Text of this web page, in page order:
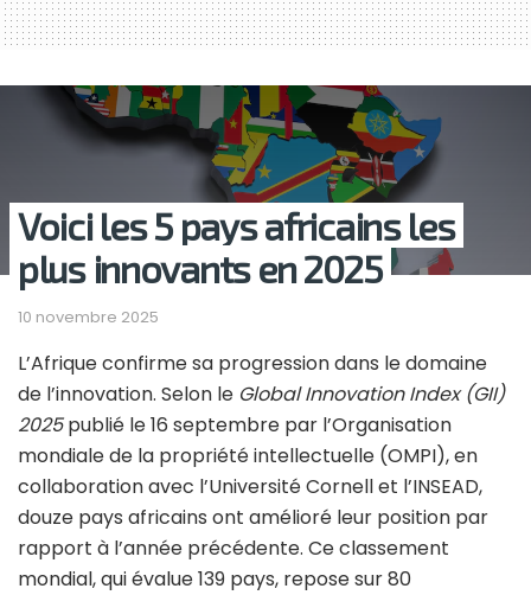
Voici les 5 pays africains les
plus innovants en 2025
10 novembre 2025
L’Afrique confirme sa progression dans le domaine
de l’innovation. Selon le Global Innovation Index (GII)
2025publié le 16 septembre par l’Organisation
mondiale de la propriété intellectuelle (OMPI), en
collaboration avec l’Université Cornell et l’INSEAD,
douze pays africains ont amélioré leur position par
rapport à l’année précédente. Ce classement
mondial, qui évalue 139 pays, repose sur 80